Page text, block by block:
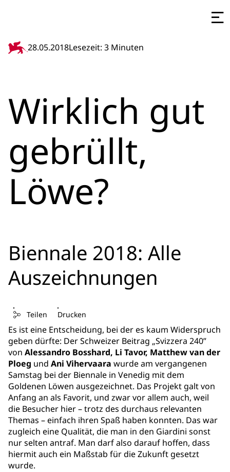
28.05.2018Lesezeit: 3 Minuten
Wirklich gut
gebrüllt,
Löwe?
Biennale 2018: Alle
Auszeichnungen
Teilen Drucken
Es ist eine Entscheidung, bei der es kaum Widerspruch
geben dürfte: Der Schweizer Beitrag „Svizzera 240”
von Alessandro Bosshard, Li Tavor, Matthew van der
Ploeg und Ani Vihervaara wurde am vergangenen
Samstag bei der Biennale in Venedig mit dem
Goldenen Löwen ausgezeichnet. Das Projekt galt von
Anfang an als Favorit, und zwar vor allem auch, weil
die Besucher hier – trotz des durchaus relevanten
Themas – einfach ihren Spaß haben konnten. Das war
zugleich eine Qualität, die man in den Giardini sonst
nur selten antraf. Man darf also darauf hoffen, dass
hiermit auch ein Maßstab für die Zukunft gesetzt
wurde.